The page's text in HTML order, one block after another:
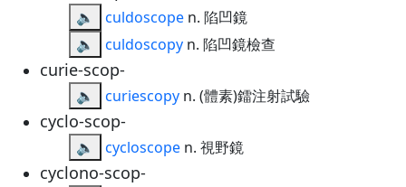
🔈 culdoscope n. 陷凹鏡
🔈
culdoscopy n. 陷凹鏡檢查
curie-scop-
🔈 curiescopy n. (體素)鐳注射試驗
cyclo-scop-
🔈 cycloscope n. 視野鏡
cyclono-scop-